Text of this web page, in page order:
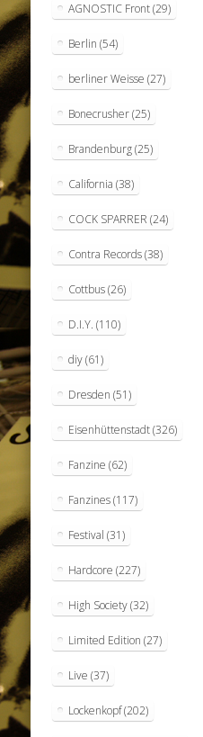
AGNOSTIC Front(29)
Berlin (54)
berliner Weisse (27)
Bonecrusher(25)
Brandenburg(25)
California (38)
COCK SPARRER (24)
Contra Records(38)
Cottbus(26)
D.I.Y. (110)
diy(61)
Dresden (51)
Eisenhüttenstadt(326)
Fanzine (62)
Fanzines(117)
Festival (31)
Hardcore (227)
High Society(32)
Limited Edition (27)
Live (37)
Lockenkopf(202)